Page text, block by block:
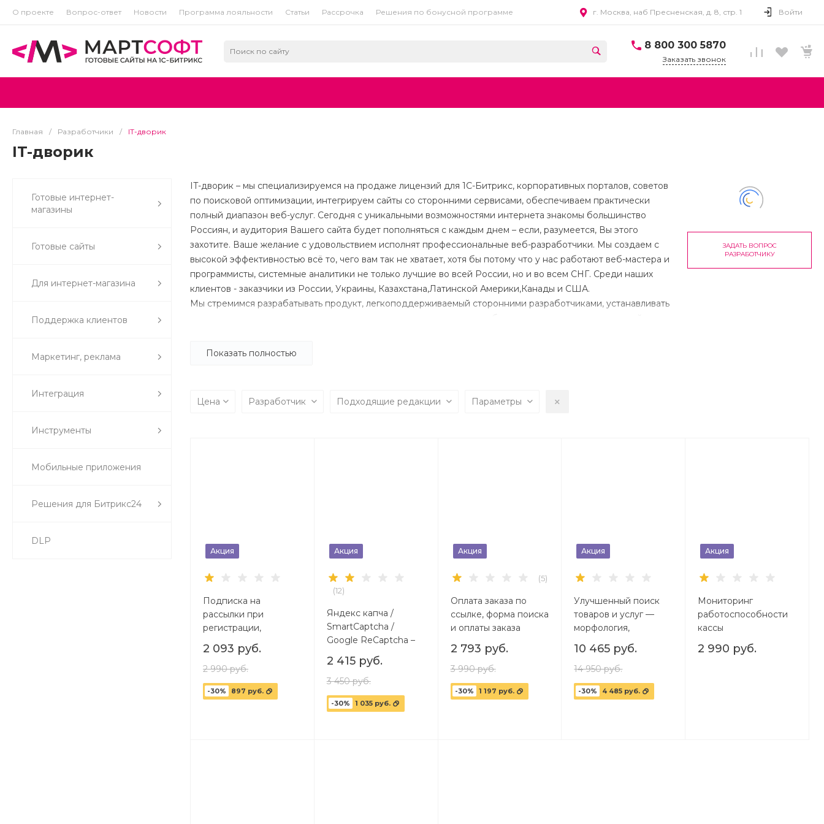
О проекте Вопрос-ответ Новости Программа лояльности Статьи Рассрочка Решения по бонусной программе г. Москва, наб Пресненская, д. 8, стр. 1 Войти
8 800 300 5870
Заказать звонок
Главная / Разработчики / IT-дворик
IT-дворик
Готовые интернет-
магазины
Готовые сайты
Для интернет-магазина
Поддержка клиентов
Маркетинг, реклама
Интеграция
Инструменты
Мобильные приложения
Решения для Битрикс24
DLP
IT-дворик – мы специализируемся на продаже лицензий для 1С-Битрикс, корпоративных порталов, советов
по поисковой оптимизации, интегрируем сайты со сторонними сервисами, обеспечиваем практически
полный диапазон веб-услуг. Сегодня с уникальными возможностями интернета знакомы большинство
Россиян, и аудитория Вашего сайта будет пополняться с каждым днем – если, разумеется, Вы этого
захотите. Ваше желание с удовольствием исполнят профессиональные веб-разработчики. Мы создаем с
высокой эффективностью всё то, чего вам так не хватает, хотя бы потому что у нас работают веб-мастера и
программисты, системные аналитики не только лучшие во всей России, но и во всем СНГ. Среди наших
клиентов - заказчики из России, Украины, Казахстана,Латинской Америки,Канады и США.
Мы стремимся разрабатывать продукт, легкоподдерживаемый сторонними разработчиками, устанавливать
Показать полностью
ЗАДАТЬ ВОПРОС
РАЗРАБОТЧИКУ
Цена Разработчик Подходящие редакции Параметры
Акция
Подписка на
рассылки при
регистрации,
автоматическая
2 093 руб.
2 990 руб.
-30% 897 руб.
Акция
(12)
Яндекс капча /
SmartCaptcha /
Google ReCaptcha –
улучшенная капча и
защита от ботов и
спама
2 415 руб.
3 450 руб.
-30% 1 035 руб.
Акция
(5)
Оплата заказа по
ссылке, форма поиска
и оплаты заказа
2 793 руб.
3 990 руб.
-30% 1 197 руб.
Акция
Улучшенный поиск
товаров и услуг —
морфология,
опечатки, синонимы,
транслит, умный и
быстрый поиск
10 465 руб.
14 950 руб.
-30% 4 485 руб.
Акция
Мониторинг
работоспособности
кассы
2 990 руб.